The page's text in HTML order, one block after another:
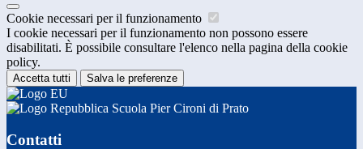
Cookie necessari per il funzionamento
I cookie necessari per il funzionamento non possono essere
disabilitati. È possibile consultare l'elenco nella pagina della cookie
policy.
Accetta tutti Salva le preferenze
Scuola Pier Cironi di Prato
Contatti